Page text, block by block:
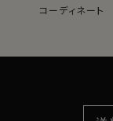
コーディネート
色から選ぶ